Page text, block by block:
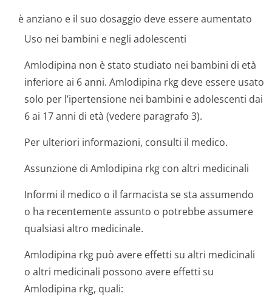
è anziano e il suo dosaggio deve essere aumentato
Uso nei bambini e negli adolescenti
Amlodipina non è stato studiato nei bambini di età
inferiore ai 6 anni. Amlodipina rkg deve essere usato
solo per l’ipertensione nei bambini e adolescenti dai
6 ai 17 anni di età (vedere paragrafo 3).
Per ulteriori informazioni, consulti il medico.
Assunzione di Amlodipina rkg con altri medicinali
Informi il medico o il farmacista se sta assumendo
o ha recentemente assunto o potrebbe assumere
qualsiasi altro medicinale.
Amlodipina rkg può avere effetti su altri medicinali
o altri medicinali possono avere effetti su
Amlodipina rkg, quali: